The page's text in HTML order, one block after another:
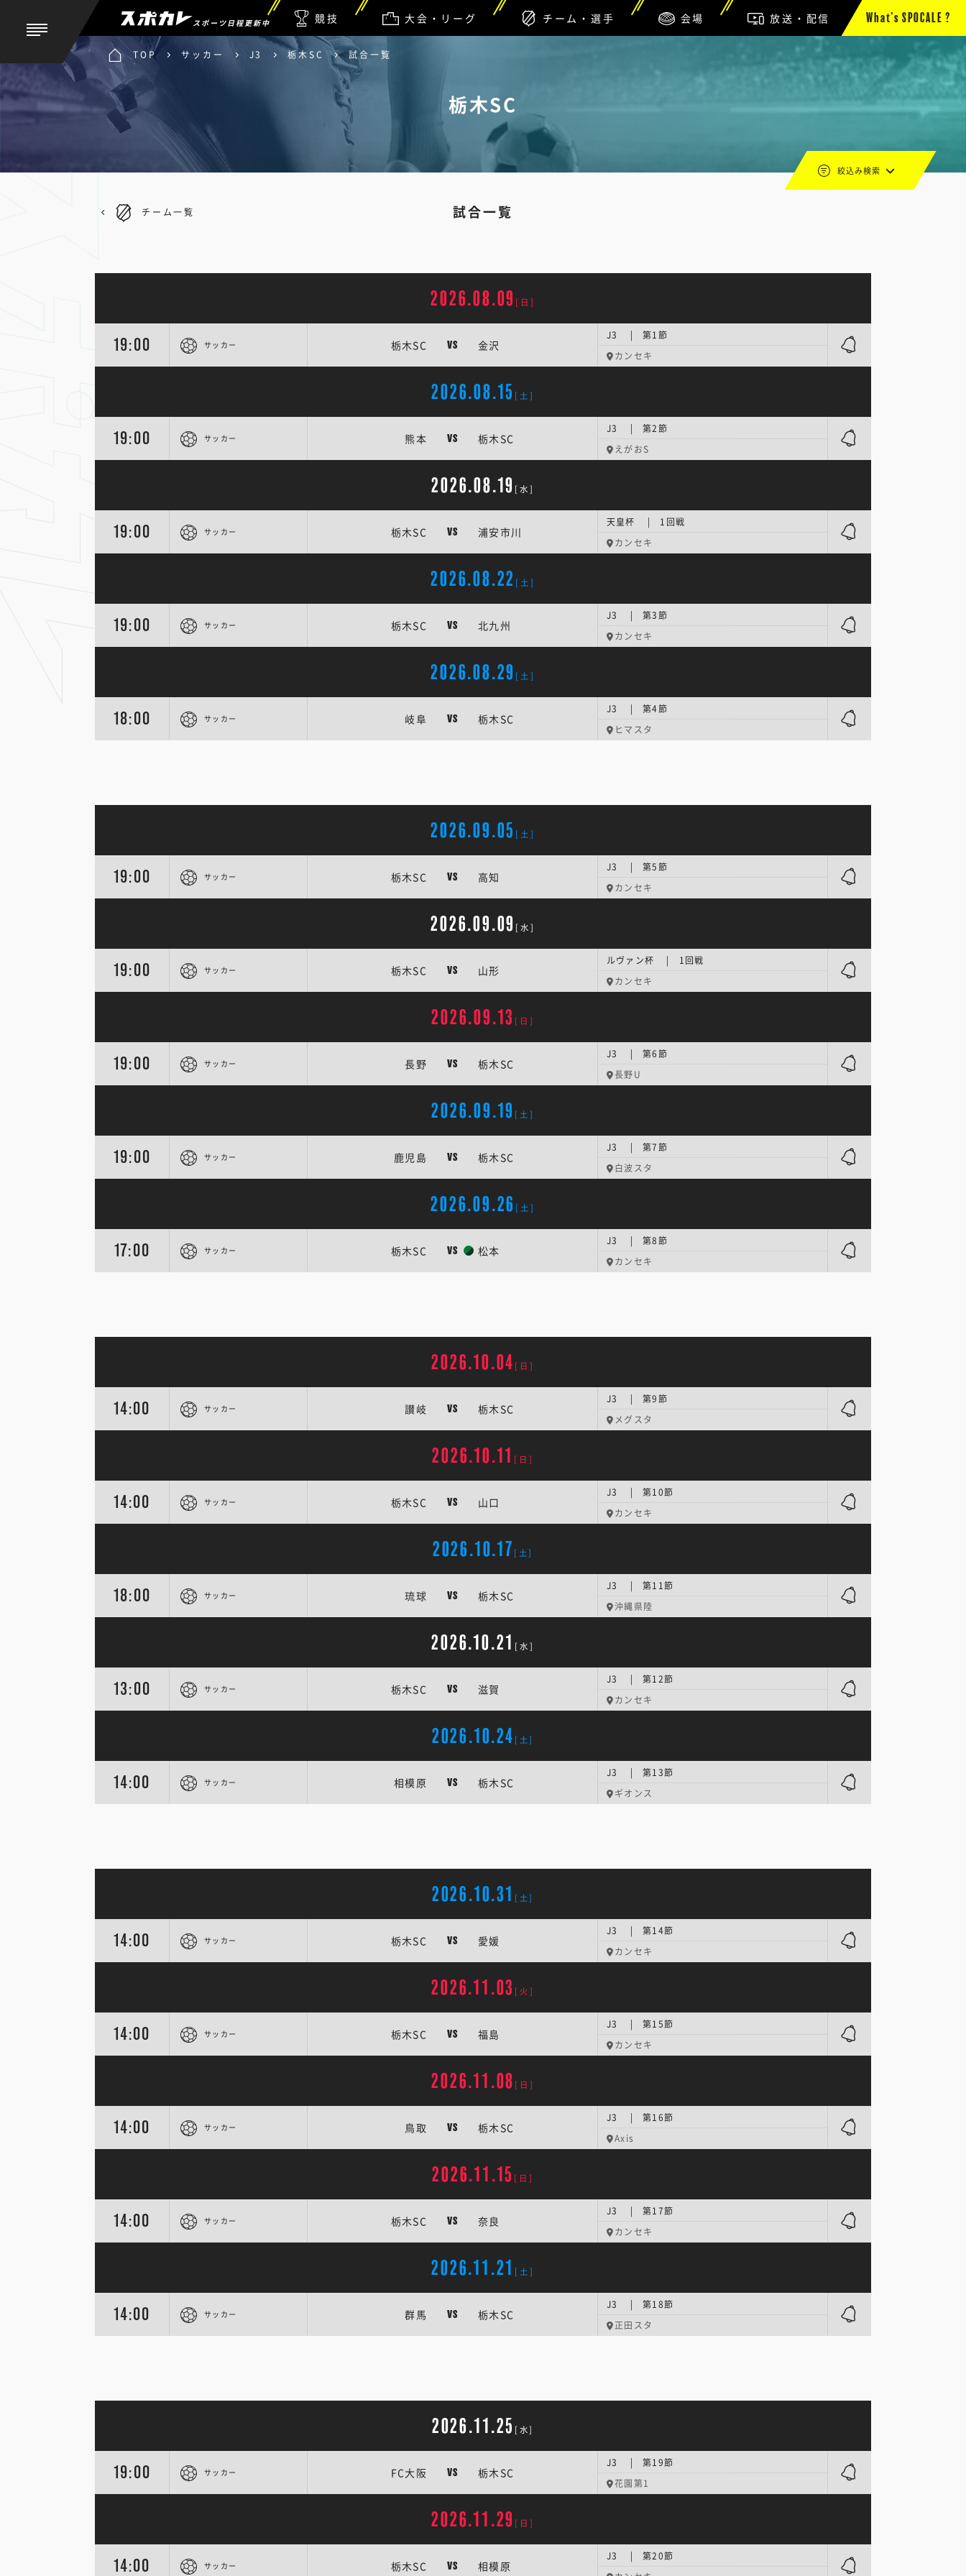
スポーツ日程更新中 競技 大会・リーグ チーム・選手 会場 放送・配信 What’s SPOCALE ?
TOP サッカー J3 栃木SC 試合一覧
栃木SC
試合一覧
絞込み検索
チーム一覧
2026.08.09 [日]
19:00 サッカー 栃木SC VS 金沢
J3 | 第1節
カンセキ
2026.08.15 [土]
19:00 サッカー 熊本 VS 栃木SC
J3 | 第2節
えがおS
2026.08.19 [水]
19:00 サッカー 栃木SC VS 浦安市川
天皇杯 | 1回戦
カンセキ
2026.08.22 [土]
19:00 サッカー 栃木SC VS 北九州
J3 | 第3節
カンセキ
2026.08.29 [土]
18:00 サッカー 岐阜 VS 栃木SC
J3 | 第4節
ヒマスタ
2026.09.05 [土]
19:00 サッカー 栃木SC VS 高知
J3 | 第5節
カンセキ
2026.09.09 [水]
19:00 サッカー 栃木SC VS 山形
ルヴァン杯 | 1回戦
カンセキ
2026.09.13 [日]
19:00 サッカー 長野 VS 栃木SC
J3 | 第6節
長野U
2026.09.19 [土]
19:00 サッカー 鹿児島 VS 栃木SC
J3 | 第7節
白波スタ
2026.09.26 [土]
17:00 サッカー 栃木SC VS 松本
J3 | 第8節
カンセキ
2026.10.04 [日]
14:00 サッカー 讃岐 VS 栃木SC
J3 | 第9節
メグスタ
2026.10.11 [日]
14:00 サッカー 栃木SC VS 山口
J3 | 第10節
カンセキ
2026.10.17 [土]
18:00 サッカー 琉球 VS 栃木SC
J3 | 第11節
沖縄県陸
2026.10.21 [水]
13:00 サッカー 栃木SC VS 滋賀
J3 | 第12節
カンセキ
2026.10.24 [土]
14:00 サッカー 相模原 VS 栃木SC
J3 | 第13節
ギオンス
2026.10.31 [土]
14:00 サッカー 栃木SC VS 愛媛
J3 | 第14節
カンセキ
2026.11.03 [火]
14:00 サッカー 栃木SC VS 福島
J3 | 第15節
カンセキ
2026.11.08 [日]
14:00 サッカー 鳥取 VS 栃木SC
J3 | 第16節
Axis
2026.11.15 [日]
14:00 サッカー 栃木SC VS 奈良
J3 | 第17節
カンセキ
2026.11.21 [土]
14:00 サッカー 群馬 VS 栃木SC
J3 | 第18節
正田スタ
2026.11.25 [水]
19:00 サッカー FC大阪 VS 栃木SC
J3 | 第19節
花園第1
2026.11.29 [日]
14:00 サッカー 栃木SC VS 相模原
J3 | 第20節